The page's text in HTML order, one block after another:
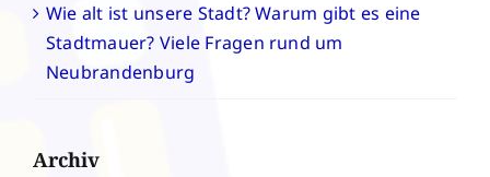
Wie alt ist unsere Stadt? Warum gibt es eine
Stadtmauer? Viele Fragen rund um
Neubrandenburg
Archiv